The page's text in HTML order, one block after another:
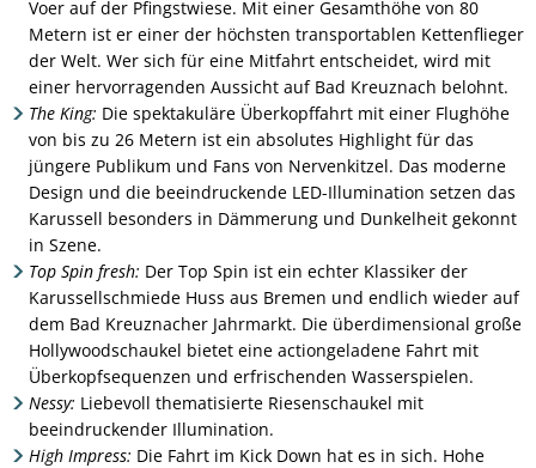
Voer auf der Pfingstwiese. Mit einer Gesamthöhe von 80
Metern ist er einer der höchsten transportablen Kettenflieger
der Welt. Wer sich für eine Mitfahrt entscheidet, wird mit
einer hervorragenden Aussicht auf Bad Kreuznach belohnt.
The King: Die spektakuläre Überkopffahrt mit einer Flughöhe
von bis zu 26 Metern ist ein absolutes Highlight für das
jüngere Publikum und Fans von Nervenkitzel. Das moderne
Design und die beeindruckende LED-Illumination setzen das
Karussell besonders in Dämmerung und Dunkelheit gekonnt
in Szene.
Top Spin fresh: Der Top Spin ist ein echter Klassiker der
Karussellschmiede Huss aus Bremen und endlich wieder auf
dem Bad Kreuznacher Jahrmarkt. Die überdimensional große
Hollywoodschaukel bietet eine actiongeladene Fahrt mit
Überkopfsequenzen und erfrischenden Wasserspielen.
Nessy: Liebevoll thematisierte Riesenschaukel mit
beeindruckender Illumination.
High Impress: Die Fahrt im Kick Down hat es in sich. Hohe